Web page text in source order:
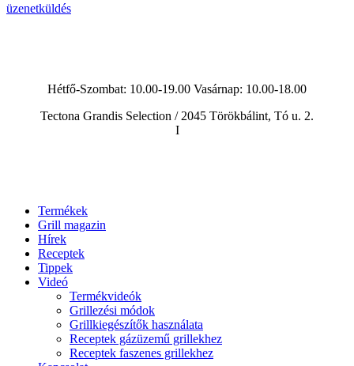
üzenetküldés
Hétfő-Szombat: 10.00-19.00 Vasárnap: 10.00-18.00
Tectona Grandis Selection / 2045 Törökbálint, Tó u. 2.
I
Termékek
Grill magazin
Hírek
Receptek
Tippek
Videó
Termékvideók
Grillezési módok
Grillkiegészítők használata
Receptek gázüzemű grillekhez
Receptek faszenes grillekhez